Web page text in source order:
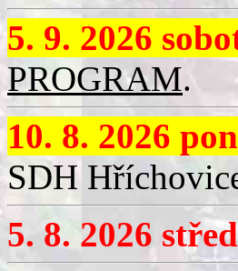
5. 9. 2026
PROGRAM.
10. 8. 2026
SDH
5. 8. 2026